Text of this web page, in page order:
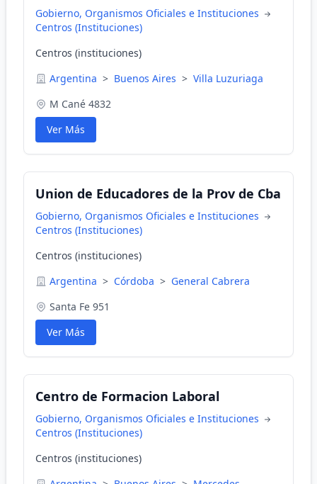
Gobierno, Organismos Oficiales e Instituciones
Centros (Instituciones)
Centros (instituciones)
Argentina > Buenos Aires > Villa Luzuriaga
M Cané 4832
Ver Más
Union de Educadores de la Prov de Cba
Gobierno, Organismos Oficiales e Instituciones
Centros (Instituciones)
Centros (instituciones)
Argentina > Córdoba > General Cabrera
Santa Fe 951
Ver Más
Centro de Formacion Laboral
Gobierno, Organismos Oficiales e Instituciones
Centros (Instituciones)
Centros (instituciones)